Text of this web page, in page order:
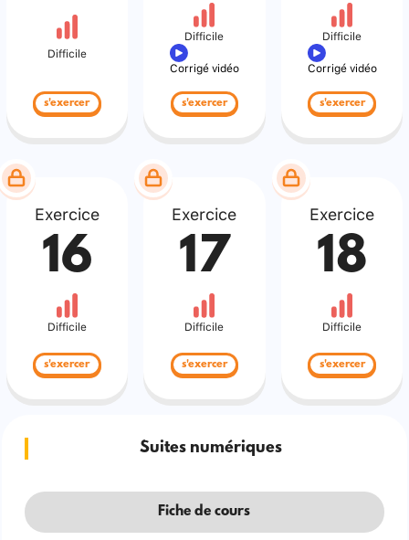
Difficile
s'exercer
Difficile
Corrigé vidéo
s'exercer
Difficile
Corrigé vidéo
s'exercer
Exercice
16
Difficile
s'exercer
Exercice
17
Difficile
s'exercer
Exercice
18
Difficile
s'exercer
Suites numériques
Fiche de cours